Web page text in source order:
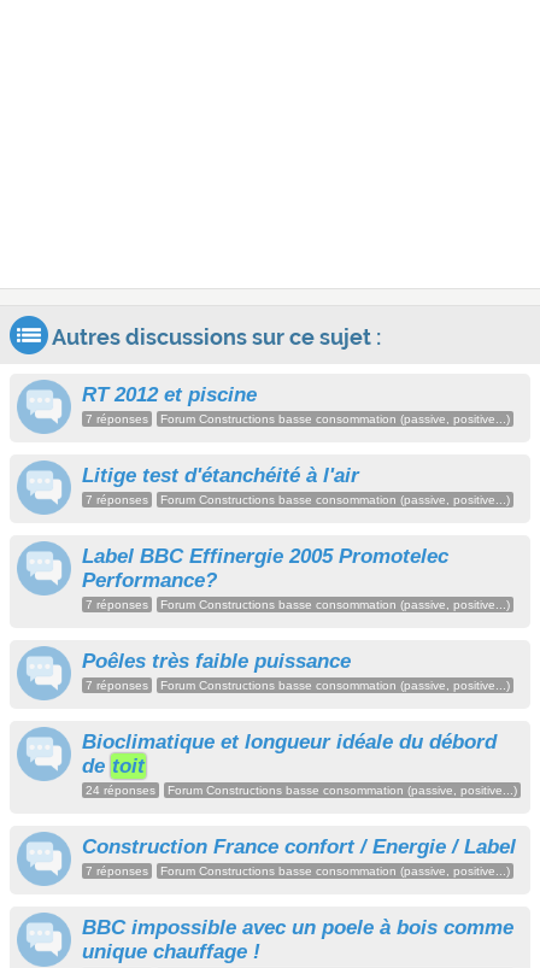
Autres discussions sur ce sujet :
RT 2012 et piscine
7 réponses Forum Constructions basse consommation (passive, positive...)
Litige test d'étanchéité à l'air
7 réponses Forum Constructions basse consommation (passive, positive...)
Label BBC Effinergie 2005 Promotelec
Performance?
7 réponses Forum Constructions basse consommation (passive, positive...)
Poêles très faible puissance
7 réponses Forum Constructions basse consommation (passive, positive...)
Bioclimatique et longueur idéale du débord
de toit
24 réponses Forum Constructions basse consommation (passive, positive...)
Construction France confort / Energie / Label
7 réponses Forum Constructions basse consommation (passive, positive...)
BBC impossible avec un poele à bois comme
unique chauffage !